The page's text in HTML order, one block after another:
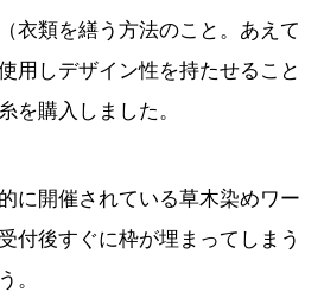
衣類を繕う方法のこと。あえて
用しデザイン性を持たせること
を購入しました。
に開催されている草木染めワー
付後すぐに枠が埋まってしまう
。